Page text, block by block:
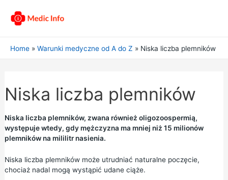
Home Warunki medyczne od A do Z Niska liczba plemników
Niska liczba plemników
Niska liczba plemników, zwana również oligozoospermią,
występuje wtedy, gdy mężczyzna ma mniej niż 15 milionów
plemników na mililitr nasienia.
Niska liczba plemników może utrudniać naturalne poczęcie,
chociaż nadal mogą wystąpić udane ciąże.